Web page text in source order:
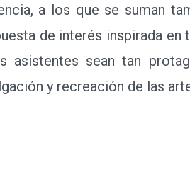
a los que se suman
de interés inspirada
asistentes sean tan
y recreación de las